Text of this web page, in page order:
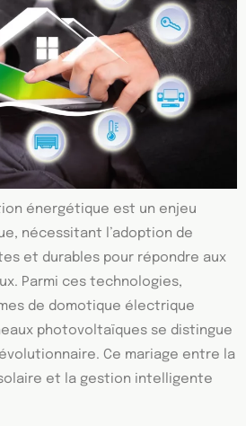
énergétique est un enjeu
nécessitant l’adoption de
et durables pour répondre aux
Parmi ces technologies,
de domotique électrique
photovoltaïques se distingue
Ce mariage entre la
et la gestion intelligente